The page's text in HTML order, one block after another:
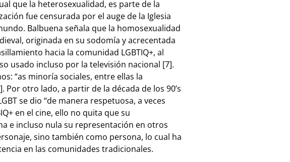
que la heterosexualidad, es parte de la
fue censurada por el auge de la Iglesia
Balbuena señala que la homosexualidad
originada en su sodomía y acrecentada
hacia la comunidad LGBTIQ+, al
usado incluso por la televisión nacional [7].
“as minoría sociales, entre ellas la
otro lado, a partir de la década de los 90’s
se dio “de manera respetuosa, a veces
en el cine, ello no quita que su
e incluso nula su representación en otros
sino también como persona, lo cual ha
en las comunidades tradicionales.